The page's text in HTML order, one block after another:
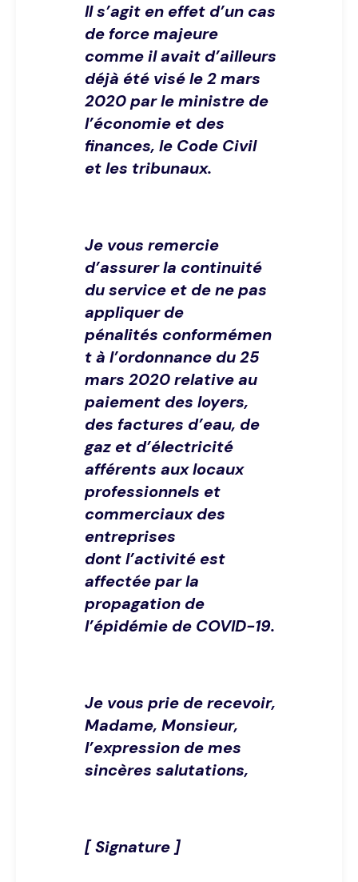
Il s’agit en effet d’un cas
de force majeure
comme il avait d’ailleurs
déjà été visé le 2 mars
2020 par le ministre de
l’économie et des
finances, le Code Civil
et les tribunaux.
Je vous remercie
d’assurer la continuité
du service et de ne pas
appliquer de
pénalités conformémen
t à l’ordonnance du 25
mars 2020 relative au
paiement des loyers,
des factures d’eau, de
gaz et d’électricité
afférents aux locaux
professionnels et
commerciaux des
entreprises
dont l’activité est
affectée par la
propagation de
l’épidémie de COVID-19.
Je vous prie de recevoir,
Madame, Monsieur,
l’expression de mes
sincères salutations,
[ Signature ]